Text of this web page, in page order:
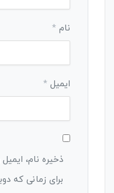
نام *
ایمیل *
ذخیره نام،
برای زمانی که